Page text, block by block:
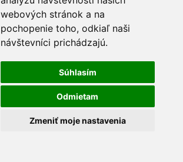
webových stránok a na
pochopenie toho, odkiaľ naši
návštevníci prichádzajú.
Súhlasím
Odmietam
Zmeniť moje nastavenia